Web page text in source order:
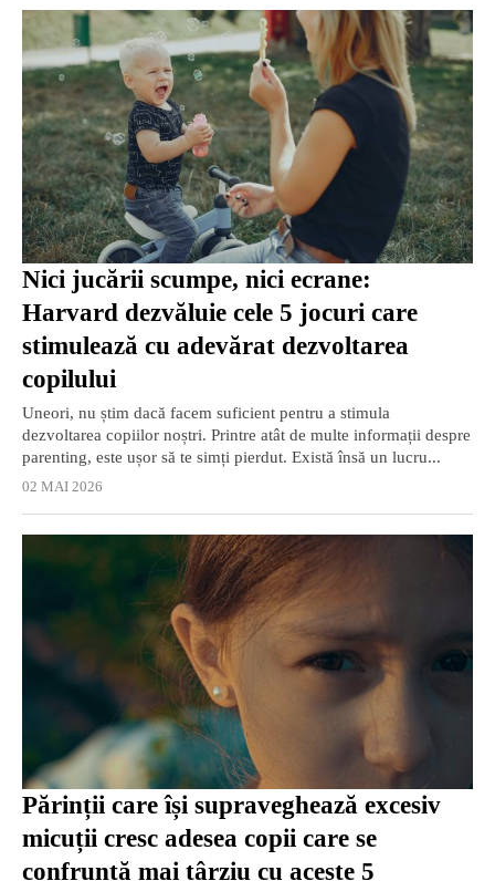
Nici jucării scumpe, nici ecrane:
Harvard dezvăluie cele 5 jocuri care
stimulează cu adevărat dezvoltarea
copilului
Uneori, nu știm dacă facem suficient pentru a stimula
dezvoltarea copiilor noștri. Printre atât de multe informații despre
parenting, este ușor să te simți pierdut. Există însă un lucru...
02 MAI 2026
Părinții care își supraveghează excesiv
micuții cresc adesea copii care se
confruntă mai târziu cu aceste 5